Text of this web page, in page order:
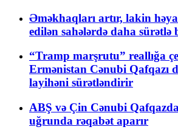
Əməkhaqları artır, lakin
edilən sahələrdə daha sürətlə
“Tramp marşrutu” reallığa
Ermənistan Cənubi Qafqazı
layihəni sürətləndirir
ABŞ və Çin Cənubi
uğrunda rəqabət aparır